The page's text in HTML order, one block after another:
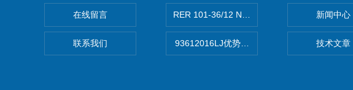
在线留言
联系我们
RER 101-36/12 NHH离心EBMPAPST 风扇
93612016LJ优势供应美国BEI编码器
新闻中心
技术文章